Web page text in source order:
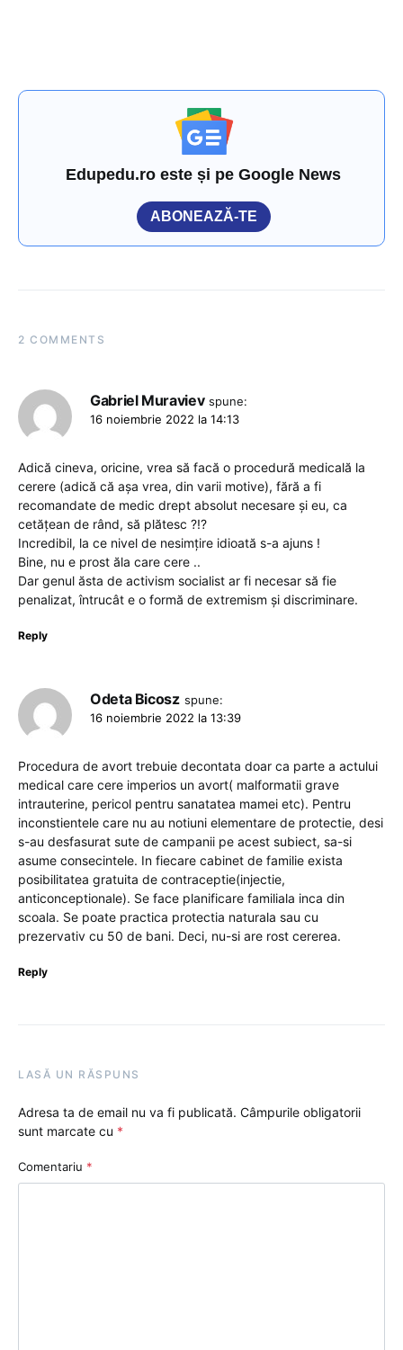
Edupedu.ro este și pe Google News
ABONEAZĂ-TE
2 COMMENTS
Gabriel Muraviev spune:
16 noiembrie 2022 la 14:13
Adică cineva, oricine, vrea să facă o procedură medicală la
cerere (adică că așa vrea, din varii motive), fără a fi
recomandate de medic drept absolut necesare și eu, ca
cetățean de rând, să plătesc ?!?
Incredibil, la ce nivel de nesimțire idioată s-a ajuns !
Bine, nu e prost ăla care cere ..
Dar genul ăsta de activism socialist ar fi necesar să fie
penalizat, întrucât e o formă de extremism și discriminare.
Reply
Odeta Bicosz spune:
16 noiembrie 2022 la 13:39
Procedura de avort trebuie decontata doar ca parte a actului
medical care cere imperios un avort( malformatii grave
intrauterine, pericol pentru sanatatea mamei etc). Pentru
inconstientele care nu au notiuni elementare de protectie, desi
s-au desfasurat sute de campanii pe acest subiect, sa-si
asume consecintele. In fiecare cabinet de familie exista
posibilitatea gratuita de contraceptie(injectie,
anticonceptionale). Se face planificare familiala inca din
scoala. Se poate practica protectia naturala sau cu
prezervativ cu 50 de bani. Deci, nu-si are rost cererea.
Reply
LASĂ UN RĂSPUNS
Adresa ta de email nu va fi publicată. Câmpurile obligatorii
sunt marcate cu *
Comentariu *